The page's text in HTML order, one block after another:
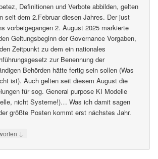
Definitionen und Verbote abbilden, gelten
seit dem 2.Februar diesen Jahres. Der just
vorbeigegangen 2. August 2025 markierte
Geltungsbeginn der Governance Vorgaben,
Zeitpunkt zu dem ein nationales
zur Benennung der
Behörden hätte fertig sein sollen (Was
ist). Auch gelten seit diesem August die
für sog. General purpose KI Modelle
nicht Systeme!)… Was ich damit sagen
größte Posten kommt erst nächstes Jahr.
↓